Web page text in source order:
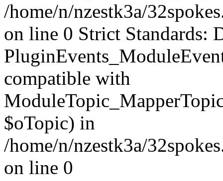
/home/n/nzestk3a/
on line 0 Strict Standards:
compatible with
$oTopic) in
/home/n/nzestk3a/
on line 0